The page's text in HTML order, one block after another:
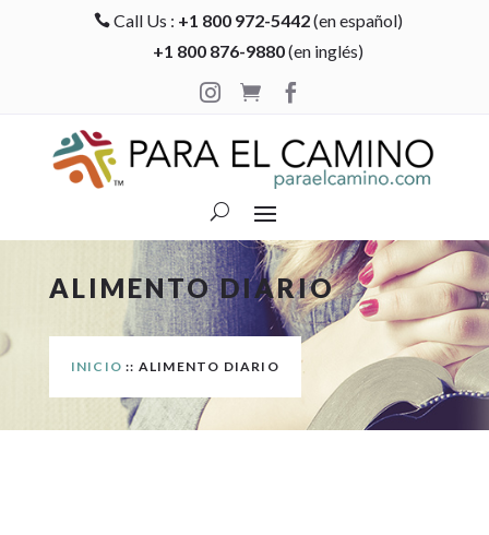
 Call Us : +1 800 972-5442(en español)
+1 800 876-9880(en inglés)

 
ALIMENTO DIARIO
INICIO :: ALIMENTO DIARIO